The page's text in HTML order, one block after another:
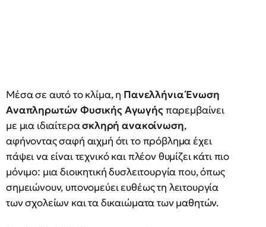
Μέσα σε αυτό το κλίμα, η Πανελλήνια Ένωση
Αναπληρωτών Φυσικής Αγωγήςπαρεμβαίνει
με μια ιδιαίτερασκληρή ανακοίνωση,
αφήνοντας σαφή αιχμή ότι το πρόβλημα έχει
πάψει να είναι τεχνικό και πλέον θυμίζει κάτι πιο
μόνιμο: μια διοικητική δυσλειτουργία που, όπως
σημειώνουν, υπονομεύει ευθέως τη λειτουργία
των σχολείων και τα δικαιώματα των μαθητών.